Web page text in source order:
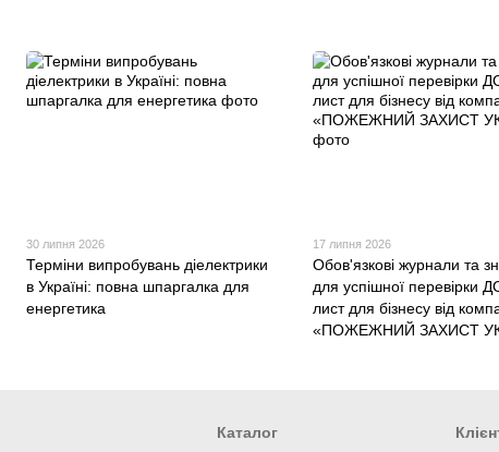
30 липня 2026
Терміни випробувань діелектрики
в Україні: повна шпаргалка для
енергетика
17 липня 2026
Обов'язкові журнали та
для успішної перевірки
лист для бізнесу від
«ПОЖЕЖНИЙ ЗАХИСТ
Каталог